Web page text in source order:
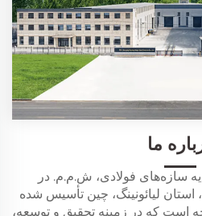
ما
سازه‌های فولادی، ش.م.م. در
استان لیائونینگ، چین تأسیس شده
است که در زمینه تحقیق و توسعه،